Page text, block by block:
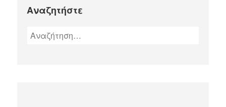
Αναζητήστε